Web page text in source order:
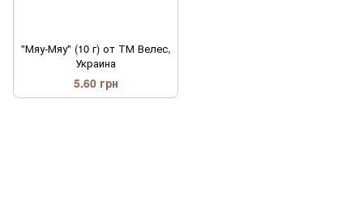
"Мяу-Мяу" (10 г) от ТМ Велес,
Украина
5.60 грн